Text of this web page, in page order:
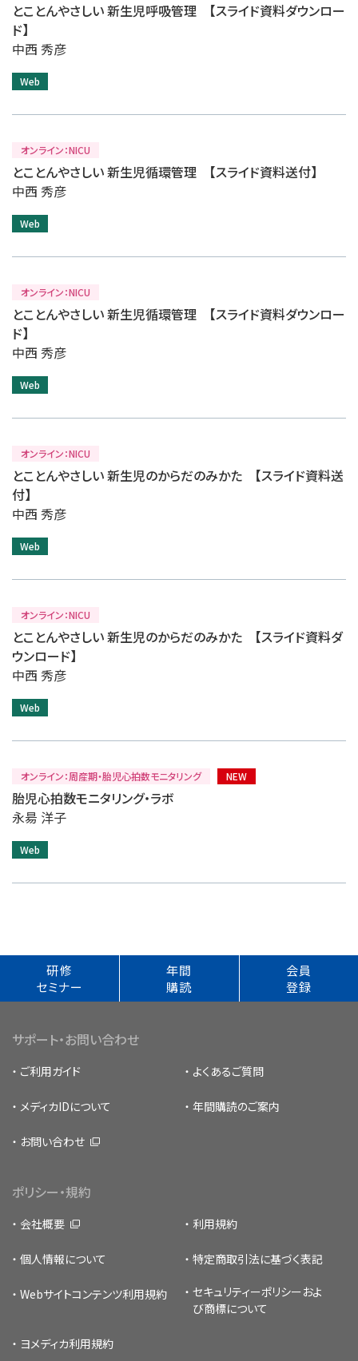
とことんやさしい 新生児呼吸管理 【スライド資料ダウンロー
ド】
中西 秀彦
Web
オンライン：NICU
とことんやさしい 新生児循環管理 【スライド資料送付】
中西 秀彦
Web
オンライン：NICU
とことんやさしい 新生児循環管理 【スライド資料ダウンロー
ド】
中西 秀彦
Web
オンライン：NICU
とことんやさしい 新生児のからだのみかた 【スライド資料送
付】
中西 秀彦
Web
オンライン：NICU
とことんやさしい 新生児のからだのみかた 【スライド資料ダ
ウンロード】
中西 秀彦
Web
オンライン：周産期・胎児心拍数モニタリング NEW
胎児心拍数モニタリング・ラボ
永昜 洋子
Web
研修
セミナー
年間
購読
会員
登録
サポート・お問い合わせ
ご利用ガイド よくあるご質問
メディカIDについて 年間購読のご案内
お問い合わせ
ポリシー・規約
会社概要 利用規約
個人情報について 特定商取引法に基づく表記
Webサイトコンテンツ利用規約 セキュリティーポリシー およ
び商標について
ヨメディカ利用規約